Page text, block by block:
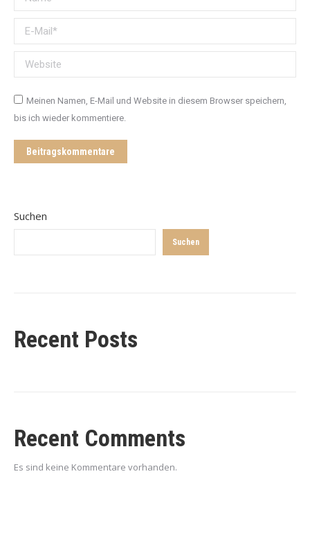
E-Mail *
Website
Meinen Namen, E-Mail und Website in diesem Browser speichern,
bis ich wieder kommentiere.
Beitragskommentare
Suchen
Suchen
Recent Posts
Recent Comments
Es sind keine Kommentare vorhanden.